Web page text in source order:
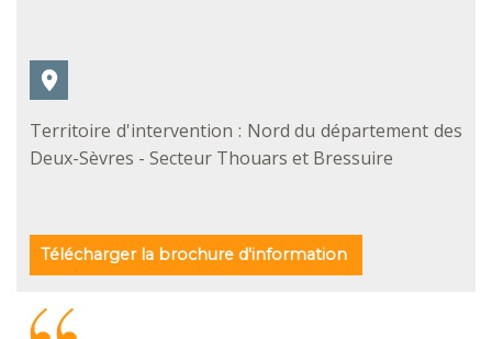
Territoire d'intervention : Nord du département des
Deux-Sèvres - Secteur Thouars et Bressuire
Télécharger la brochure d'information